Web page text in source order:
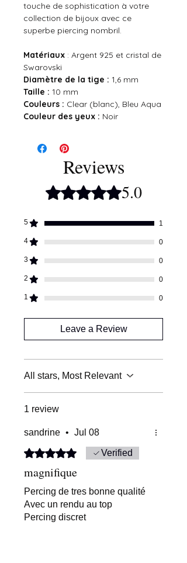
touche de sophistication à votre
collection de bijoux avec ce
superbe piercing nombril.
Matériaux : Argent 925 et cristal de
Swarovski
Diamètre de la tige : 1,6 mm
Taille : 10 mm
Couleurs : Clear (blanc), Bleu Aqua
Couleur des yeux : Noir
Reviews
Rated 5 out of 5 stars.
5.0
5 1
4 0
3 0
2 0
1 0
Leave a Review
All stars, Most Relevant
1 review
sandrine • Jul 08
Rated 5 out of 5 stars.Verified
magnifique
Percing de tres bonne qualité
Avec un rendu au top
Percing discret